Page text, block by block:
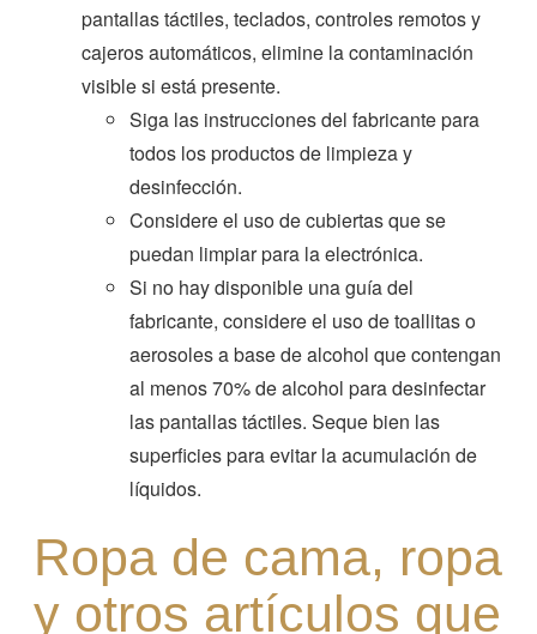
pantallas táctiles, teclados, controles remotos y
cajeros automáticos, elimine la contaminación
visible si está presente.
Siga las instrucciones del fabricante para
todos los productos de limpieza y
desinfección.
Considere el uso de cubiertas que se
puedan limpiar para la electrónica.
Si no hay disponible una guía del
fabricante, considere el uso de toallitas o
aerosoles a base de alcohol que contengan
al menos 70% de alcohol para desinfectar
las pantallas táctiles. Seque bien las
superficies para evitar la acumulación de
líquidos.
Ropa de cama, ropa
y otros artículos que